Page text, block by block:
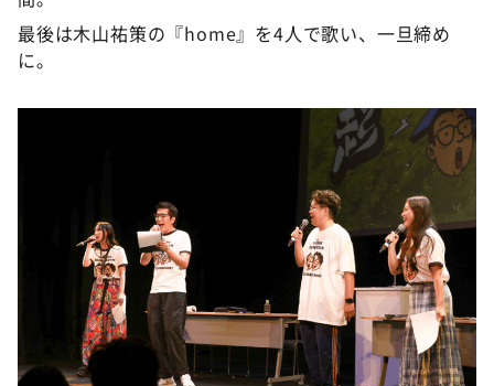
最後は木山祐策の『home』を4人で歌い、一旦締め
に。